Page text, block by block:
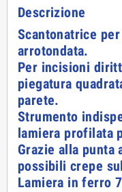
Descrizione
Scantonatrice
arrotondata.
Per incisioni
piegatura
parete.
Strumento
lamiera profilata
Grazie alla punta
possibili crepe
Lamiera in ferro